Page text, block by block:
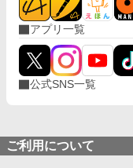
アプリ一覧
公式SNS一覧
ご利用について